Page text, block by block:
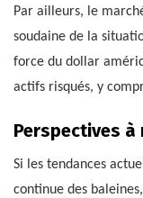
Par ailleurs, le
soudaine de la
force du dollar
actifs risqués, y
Perspectives à
Si les tendances
continue des